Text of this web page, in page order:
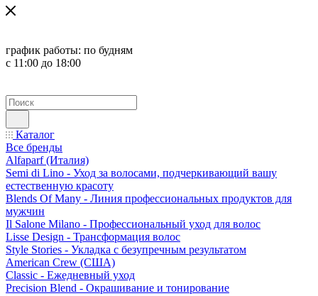
график работы: по будням
с 11:00 до 18:00
Каталог
Все бренды
Alfaparf (Италия)
Semi di Lino - Уход за волосами, подчеркивающий вашу
естественную красоту
Blends Of Many - Линия профессиональных продуктов для
мужчин
Il Salone Milano - Профессиональный уход для волос
Lisse Design - Трансформация волос
Style Stories - Укладка с безупречным результатом
American Crew (США)
Classic - Ежедневный уход
Precision Blend - Окрашивание и тонирование